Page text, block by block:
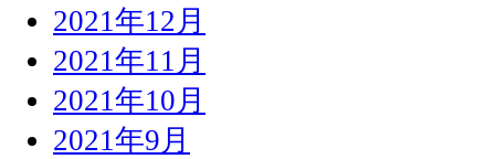
2021年12月
2021年11月
2021年10月
2021年9月